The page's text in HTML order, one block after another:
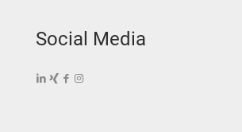
Social Media